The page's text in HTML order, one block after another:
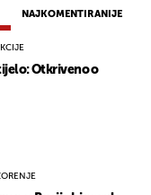
NAJKOMENTIRANIJE
Otkriveno o